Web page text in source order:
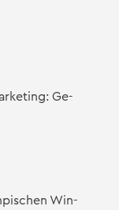
Ge­
Win­